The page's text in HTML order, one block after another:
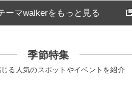
ーマwalkerをもっと見る
季節特集
る人気のスポットやイベントを紹介